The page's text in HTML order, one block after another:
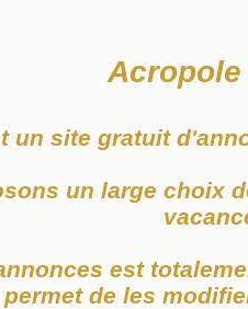
Acropole
un site gratuit
un large choix
est
permet de les